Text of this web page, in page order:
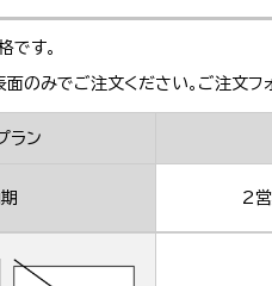
です。
のみでご注文ください。ご注文フ
ラン
2